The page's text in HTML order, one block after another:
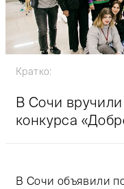
Кратко:
В Сочи
конкурса
В Сочи объявили